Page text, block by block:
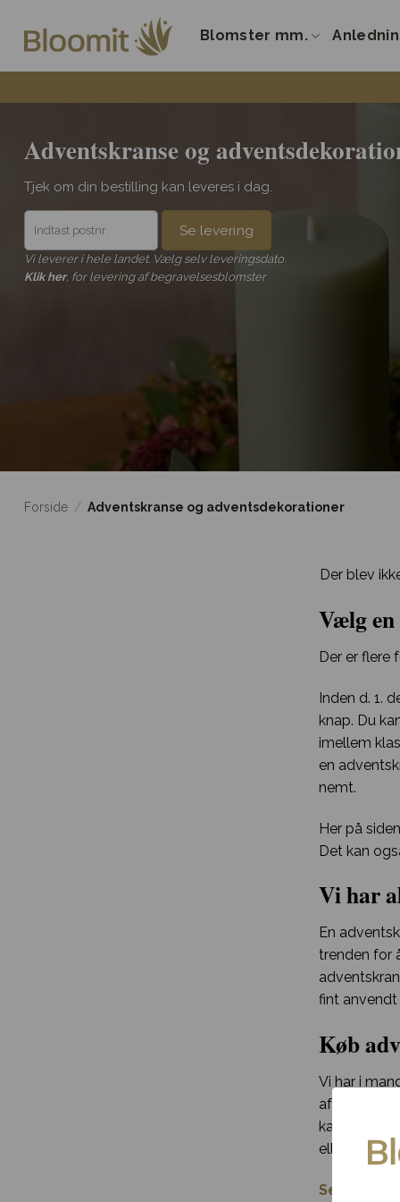
indhold
Blomster mm.
Adventskranse og
Tjek om din bestilling kan leveres i dag.
Se levering
Vi leverer i hele landet. Vælg selv leveringsdato.
Klik her, for levering af begravelsesblomster
Forside / Adventskranse og adventsdekorationer
Der blev
Vælg
Der er
Inden d. 1.
knap. Du
imellem
en
nemt.
Her på
Det kan
Vi har
En
trenden for
fint anvendt
Køb
Vi har i
af de store
kan du
eller i
Se alle